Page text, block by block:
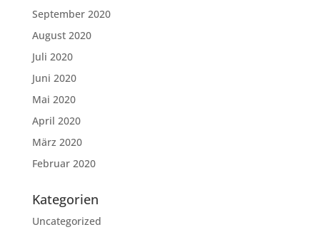
September 2020
August 2020
Juli 2020
Juni 2020
Mai 2020
April 2020
März 2020
Februar 2020
Kategorien
Uncategorized